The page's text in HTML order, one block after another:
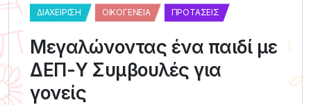
ΔΙΑΧΕΊΡΙΣΗ ΟΙΚΟΓΈΝΕΙΑ ΠΡΟΤΆΣΕΙΣ
Μεγαλώνοντας ένα παιδί με
ΔΕΠ-Υ Συμβουλές για
γονείς